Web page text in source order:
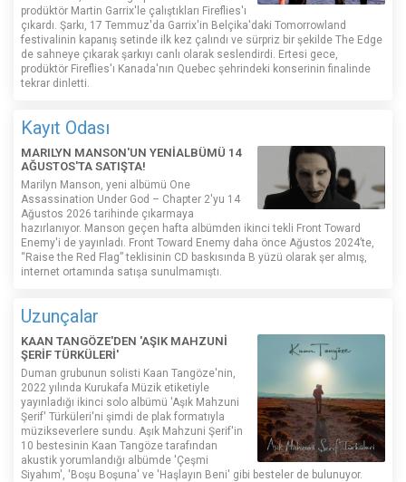
prodüktör Martin Garrix'le çalıştıkları Fireflies'ı
çıkardı. Şarkı, 17 Temmuz'da Garrix'in Belçika'daki Tomorrowland
festivalinin kapanış setinde ilk kez çalındı ​​ve sürpriz bir şekilde The Edge
de sahneye çıkarak şarkıyı canlı olarak seslendirdi. Ertesi gece,
prodüktör Fireflies'ı Kanada'nın Quebec şehrindeki konserinin finalinde
tekrar dinletti.
Kayıt Odası
MARILYN MANSON'UN YENİALBÜMÜ 14
AĞUSTOS'TA SATIŞTA!
Marilyn Manson, yeni albümü One
Assassination Under God – Chapter 2'yu 14
Ağustos 2026 tarihinde çıkarmaya
hazırlanıyor. Manson geçen hafta albümden ikinci tekli Front Toward
Enemy'i de yayınladı. Front Toward Enemy daha önce Ağustos 2024’te,
“Raise the Red Flag” teklisinin CD baskısında B yüzü olarak şer almış,
internet ortamında satışa sunulmamıştı.
Uzunçalar
KAAN TANGÖZE'DEN 'AŞIK MAHZUNİ
ŞERİF TÜRKÜLERİ'
Duman grubunun solisti Kaan Tangöze'nin,
2022 yılında Kurukafa Müzik etiketiyle
yayınladığı ikinci solo albümü 'Aşık Mahzuni
Şerif' Türküleri'ni şimdi de plak formatıyla
müzikseverlere sundu. Aşık Mahzuni Şerif'in
10 bestesinin Kaan Tangöze tarafından
akustik yorumlandığı albümde 'Çeşmi
Siyahım', 'Boşu Boşuna' ve 'Haşlayın Beni' gibi besteler de bulunuyor.